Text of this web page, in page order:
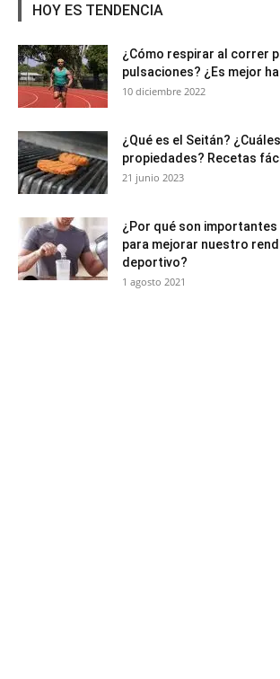
HOY ES TENDENCIA
¿Cómo respirar al correr
pulsaciones? ¿Es mejor
10 diciembre 2022
¿Qué es el Seitán?
propiedades? Recetas
21 junio 2023
¿Por qué son
para mejorar nuestro
deportivo?
1 agosto 2021